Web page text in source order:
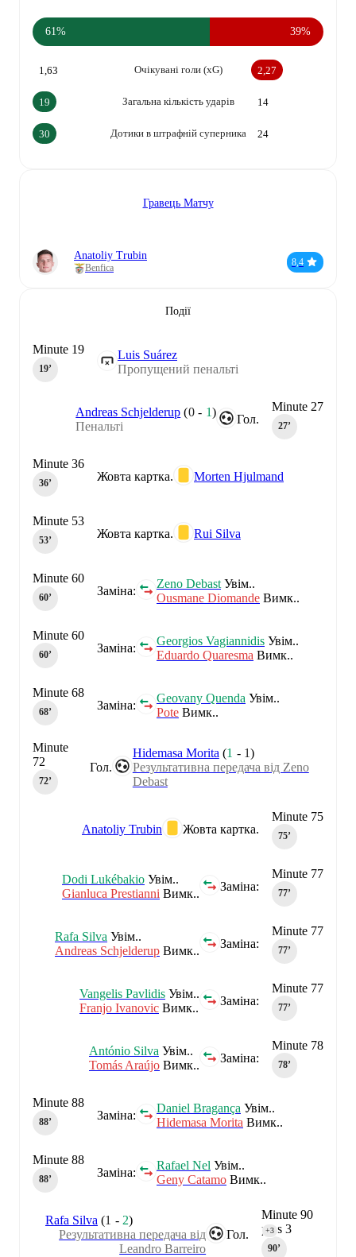
61% 39%
Очікувані голи (xG)
1,63 2,27
Загальна кількість ударів
19 14
Дотики в штрафній суперника
30 24
Гравець Матчу
Anatoliy Trubin
Benfica
8,4
Події
Luis Suárez
Пропущений пенальті
Minute 19
19‎’‎
Minute 27
27‎’‎
Гол.
Andreas Schjelderup (0- 1)
Пенальті
Жовта картка. Morten Hjulmand
Minute 36
36‎’‎
Жовта картка. Rui Silva
Minute 53
53‎’‎
Заміна:
Zeno Debast Увім..
Ousmane Diomande Вимк..
Minute 60
60‎’‎
Заміна:
Georgios Vagiannidis Увім..
Eduardo Quaresma Вимк..
Minute 60
60‎’‎
Заміна:
Geovany Quenda Увім..
Pote Вимк..
Minute 68
68‎’‎
Гол.
Hidemasa Morita (1 - 1)
Результативна передача від Zeno
Debast
Minute
72
72‎’‎
Minute 75
75‎’‎
Жовта картка.
Anatoliy Trubin
Minute 77
77‎’‎
Заміна:
Dodi Lukébakio Увім..
Gianluca Prestianni Вимк..
Minute 77
77‎’‎
Заміна:
Rafa Silva Увім..
Andreas Schjelderup Вимк..
Minute 77
77‎’‎
Заміна:
Vangelis Pavlidis Увім..
Franjo Ivanovic Вимк..
Minute 78
78‎’‎
Заміна:
António Silva Увім..
Tomás Araújo Вимк..
Заміна:
Daniel Bragança Увім..
Hidemasa Morita Вимк..
Minute 88
88‎’‎
Заміна:
Rafael Nel Увім..
Geny Catamo Вимк..
Minute 88
88‎’‎
Minute 90
plus 3
90‎’‎
+3
Гол.
Rafa Silva (1 - 2)
Результативна передача від
Leandro Barreiro